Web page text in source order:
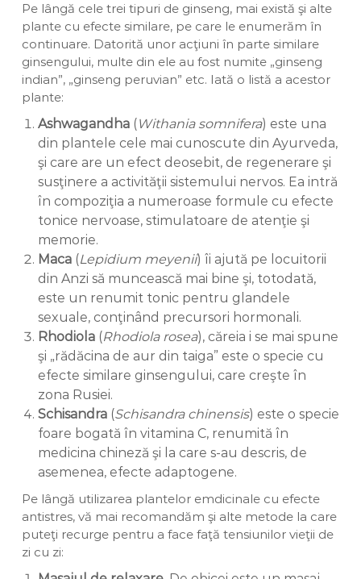
Pe lângă cele trei tipuri de ginseng, mai există şi alte
plante cu efecte similare, pe care le enumerăm în
continuare. Datorită unor acţiuni în parte similare
ginsengului, multe din ele au fost numite „ginseng
indian”, „ginseng peruvian” etc. Iată o listă a acestor
plante:
Ashwagandha ( Withania somnifera) este una
din plantele cele mai cunoscute din Ayurveda,
şi care are un efect deosebit, de regenerare şi
susţinere a activităţii sistemului nervos. Ea intră
în compoziţia a numeroase formule cu efecte
tonice nervoase, stimulatoare de atenţie şi
memorie.
Maca(Lepidium meyenii) îi ajută pe locuitorii
din Anzi să muncească mai bine şi, totodată,
este un renumit tonic pentru glandele
sexuale, conţinând precursori hormonali.
Rhodiola (Rhodiola rosea), căreia i se mai spune
şi „rădăcina de aur din taiga” este o specie cu
efecte similare ginsengului, care creşte în
zona Rusiei.
Schisandra(Schisandra chinensis) este o specie
foare bogată în vitamina C, renumită în
medicina chineză şi la care s-au descris, de
asemenea, efecte adaptogene.
Pe lângă utilizarea plantelor emdicinale cu efecte
antistres, vă mai recomandăm şi alte metode la care
puteţi recurge pentru a face faţă tensiunilor vieţii de
zi cu zi: